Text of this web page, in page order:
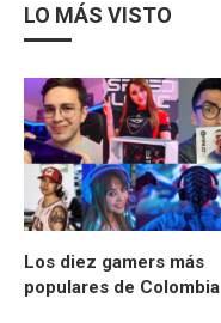
LO MÁS VISTO
Los diez gamers más
populares de Colombia